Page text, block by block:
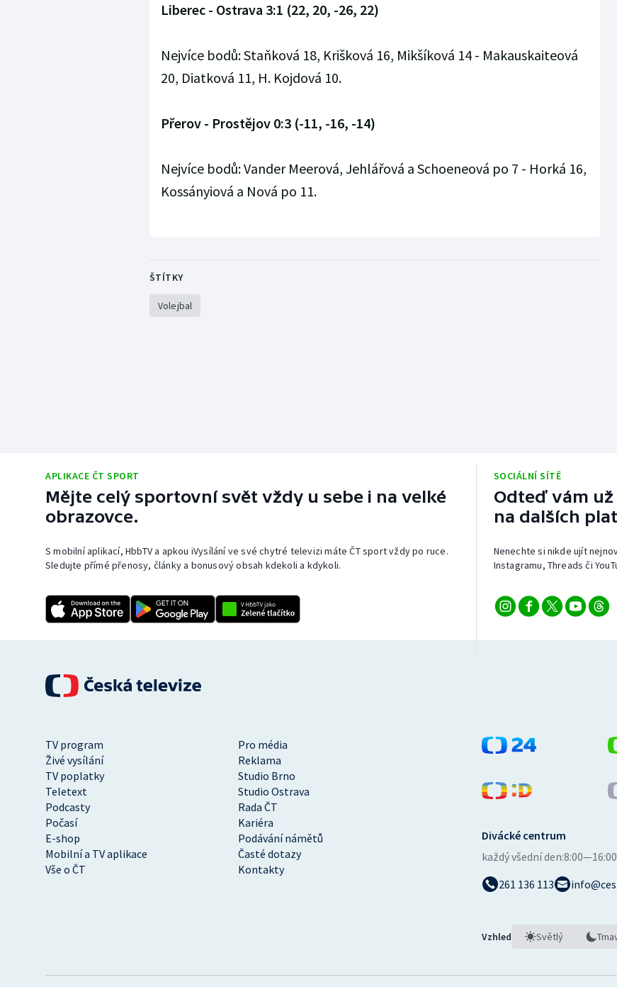
Liberec - Ostrava 3:1 (22, 20, -26, 22)
Nejvíce bodů: Staňková 18, Krišková 16, Mikšíková 14 - Makauskaiteová
20, Diatková 11, H. Kojdová 10.
Přerov - Prostějov 0:3 (-11, -16, -14)
Nejvíce bodů: Vander Meerová, Jehlářová a Schoeneová po 7 - Horká 16,
Kossányiová a Nová po 11.
ŠTÍTKY
Volejbal
APLIKACE ČT SPORT
Mějte celý sportovní svět vždy u sebe i na velké
obrazovce.
S mobilní aplikací, HbbTV a apkou iVysílání ve své chytré televizi máte ČT sport vždy po ruce.
Sledujte přímé přenosy, články a bonusový obsah kdekoli a kdykoli.
SOCIÁLNÍ SÍTĚ
Odteď vám
na dalších
Nenechte si nikde ujít
Instagramu, Threads či
TV program
Pro média
Živé vysílání
Reklama
TV poplatky
Studio Brno
Teletext
Studio Ostrava
Podcasty
Rada ČT
Počasí
Kariéra
E-shop
Podávání námětů
Mobilní a TV aplikace
Časté dotazy
Vše o ČT
Kontakty
Divácké centrum
každý všední den:
261 136 113
Vzhled Světlý